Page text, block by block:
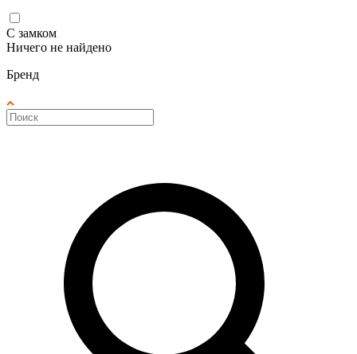
С замком
Ничего не найдено
Бренд